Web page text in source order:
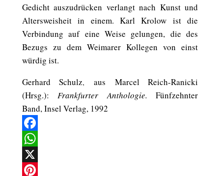
Gedicht auszudrücken verlangt nach Kunst und
Altersweisheit in einem. Karl Krolow ist die
Verbindung auf eine Weise gelungen, die des
Bezugs zu dem Weimarer Kollegen von einst
würdig ist.
Gerhard Schulz, aus Marcel Reich-Ranicki
(Hrsg.):Frankfurter Anthologie. Fünfzehnter
Band, Insel Verlag, 1992
Facebook
WhatsApp
X